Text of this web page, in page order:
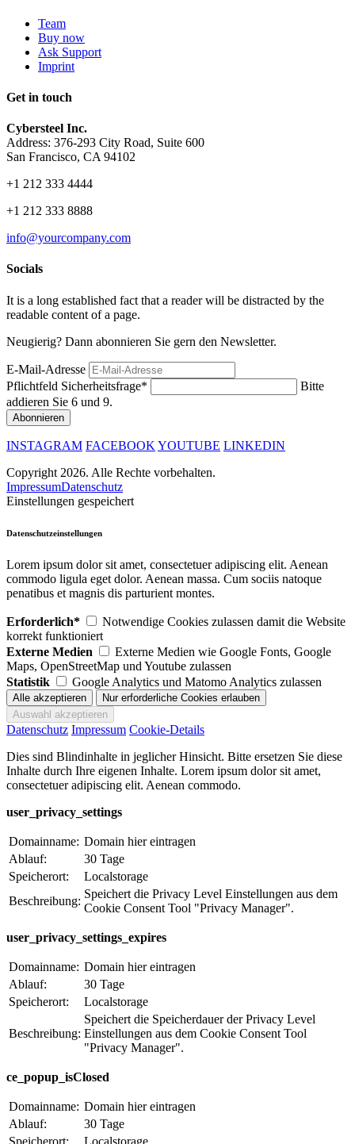
Team
Buy now
Ask Support
Imprint
Get in touch
Cybersteel Inc.
Address: 376-293 City Road, Suite 600
San Francisco, CA 94102
+1 212 333 4444
+1 212 333 8888
info@yourcompany.com
Socials
It is a long established fact that a reader will be distracted by the
readable content of a page.
Neugierig? Dann abonnieren Sie gern den Newsletter.
E-Mail-Adresse
Pflichtfeld Sicherheitsfrage*
Bitte
addieren Sie 6 und 9.
INSTAGRAM FACEBOOK YOUTUBE LINKEDIN
Copyright 2026. Alle Rechte vorbehalten.
ImpressumDatenschutz
Einstellungen gespeichert
Datenschutzeinstellungen
Lorem ipsum dolor sit amet, consectetuer adipiscing elit. Aenean
commodo ligula eget dolor. Aenean massa. Cum sociis natoque
penatibus et magnis dis parturient montes.
Erforderlich*
Notwendige Cookies zulassen damit die Website
korrekt funktioniert
Externe Medien
Externe Medien wie Google Fonts, Google
Maps, OpenStreetMap und Youtube zulassen
Statistik
Google Analytics und Matomo Analytics zulassen
Datenschutz Impressum Cookie-Details
Dies sind Blindinhalte in jeglicher Hinsicht. Bitte ersetzen Sie diese
Inhalte durch Ihre eigenen Inhalte. Lorem ipsum dolor sit amet,
consectetuer adipiscing elit. Aenean commodo.
user_privacy_settings
Domainname: Domain hier eintragen
Ablauf:
30 Tage
Speicherort:
Localstorage
Beschreibung:
Speichert die Privacy Level Einstellungen aus dem
Cookie Consent Tool "Privacy Manager".
user_privacy_settings_expires
Domainname: Domain hier eintragen
Ablauf:
30 Tage
Speicherort:
Localstorage
Beschreibung:
Speichert die Speicherdauer der Privacy Level
Einstellungen aus dem Cookie Consent Tool
"Privacy Manager".
ce_popup_isClosed
Domainname: Domain hier eintragen
Ablauf:
30 Tage
Speicherort:
Localstorage